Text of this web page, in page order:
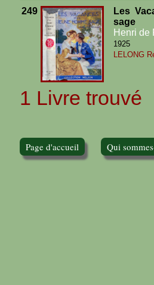
249
Les
sage
Henri de
1925
LELONG
1 Livre trouvé
Page d'accueil Qui